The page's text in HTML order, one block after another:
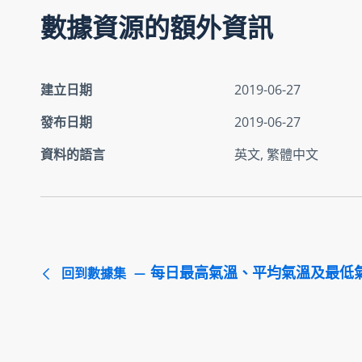
數據資源的額外資訊
建立日期
2019-06-27
發布日期
2019-06-27
資料的語言
英文, 繁體中文
回到數據集 每日最高氣溫、平均氣溫及最低